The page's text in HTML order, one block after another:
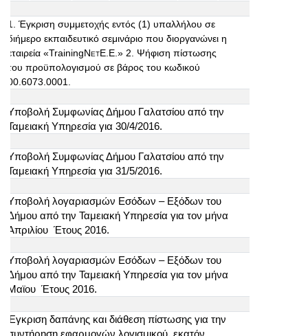
1. Έγκριση συμμετοχής εντός (1) υπαλλήλου σε
διήμερο εκπαιδευτικό σεμινάριο που διοργανώνει η
εταιρεία «TrainingNetE E .» 2. Ψήφιση πίστωσης
του προϋπολογισμού σε βάρος του κωδικού
00.6073.0001.
Υποβολή Συμφωνίας Δήμου Γαλατσίου από την
Ταμειακή Υπηρεσία για 30/4/2016.
Υποβολή Συμφωνίας Δήμου Γαλατσίου από την
Ταμειακή Υπηρεσία για 31/5/2016.
Υποβολή λογαριασμών Εσόδων – Εξόδων του
Δήμου από την Ταμειακή Υπηρεσία για τον μήνα
Απριλίου Έτους 2016.
Υποβολή λογαριασμών Εσόδων – Εξόδων του
Δήμου από την Ταμειακή Υπηρεσία για τον μήνα
Μαϊου Έτους 2016.
Έγκριση δαπάνης και διάθεση πίστωσης για την